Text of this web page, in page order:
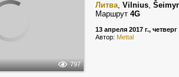
797
Литва, Vilnius,
Маршрут 4G
13 апреля 2017 г., четверг
Автор: Mettal